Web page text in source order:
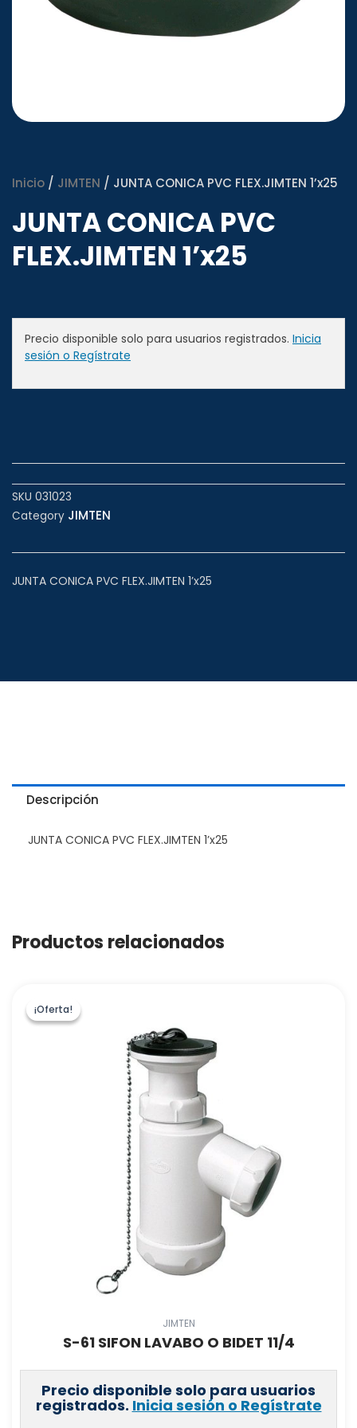
Inicio / JIMTEN / JUNTA CONICA PVC FLEX.JIMTEN 1’x25
JUNTA CONICA PVC
FLEX.JIMTEN 1’x25
Precio disponible solo para usuarios registrados. Inicia
sesión o Regístrate
SKU 031023
Category JIMTEN
JUNTA CONICA PVC FLEX.JIMTEN 1’x25
Descripción
JUNTA CONICA PVC FLEX.JIMTEN 1’x25
Productos relacionados
¡Oferta!
¡Oferta!
JIMTEN
S-61 SIFON LAVABO O BIDET 11/4
Precio disponible solo para usuarios
registrados. Inicia sesión o Regístrate